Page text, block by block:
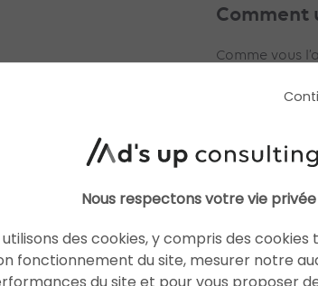
Comment
Comme vous
possibilité
annonces à
tirer profit du
segmenter
Suite à cela
précises et
votre
Nous respectons votre vie
utilisons des cookies, y compris des cookies
fonctionnement du site, mesurer notre